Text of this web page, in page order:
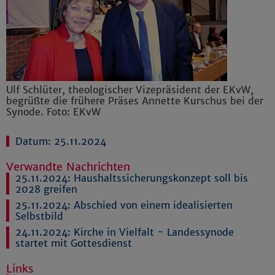
Ulf Schlüter, theologischer Vizepräsident der EKvW,
begrüßte die frühere Präses Annette Kurschus bei der
Synode. Foto: EKvW
Datum: 25.11.2024
Verwandte Nachrichten
25.11.2024: Haushaltssicherungskonzept soll bis
2028 greifen
25.11.2024: Abschied von einem idealisierten
Selbstbild
24.11.2024: Kirche in Vielfalt - Landessynode
startet mit Gottesdienst
Links